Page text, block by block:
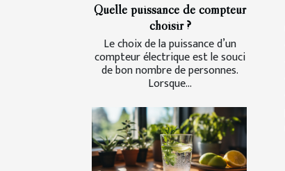
Quelle puissance de compteur
choisir ?
Le choix de la puissance d’un
compteur électrique est le souci
de bon nombre de personnes.
Lorsque...